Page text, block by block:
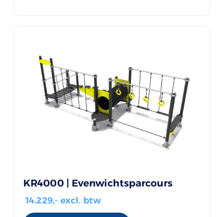
KR4000 | Evenwichtsparcours
14.229,- excl. btw